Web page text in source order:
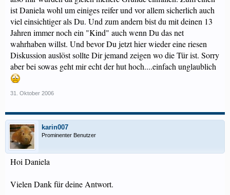
ist Daniela wohl um einiges reifer und vor allem sicherlich auch
viel einsichtiger als Du. Und zum andern bist du mit deinen 13
Jahren immer noch ein "Kind" auch wenn Du das net
wahrhaben willst. Und bevor Du jetzt hier wieder eine riesen
Diskussion auslöst sollte Dir jemand zeigen wo die Tür ist. Sorry
aber bei sowas geht mir echt der hut hoch....einfach unglaublich
31. Oktober 2006
karin007
Prominenter Benutzer
Hoi Daniela
Vielen Dank für deine Antwort.